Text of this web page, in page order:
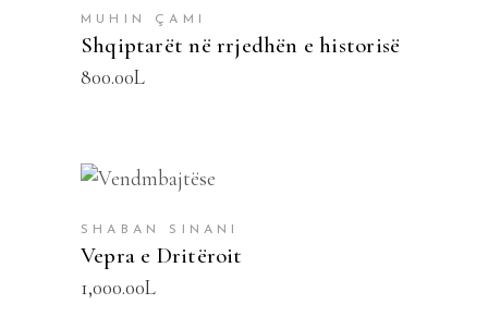
MUHIN ÇAMI
Shqiptarët në rrjedhën e historisë
800.00L
SHTOJE NË SHPORTË
SHABAN SINANI
Vepra e Dritëroit
1,000.00L